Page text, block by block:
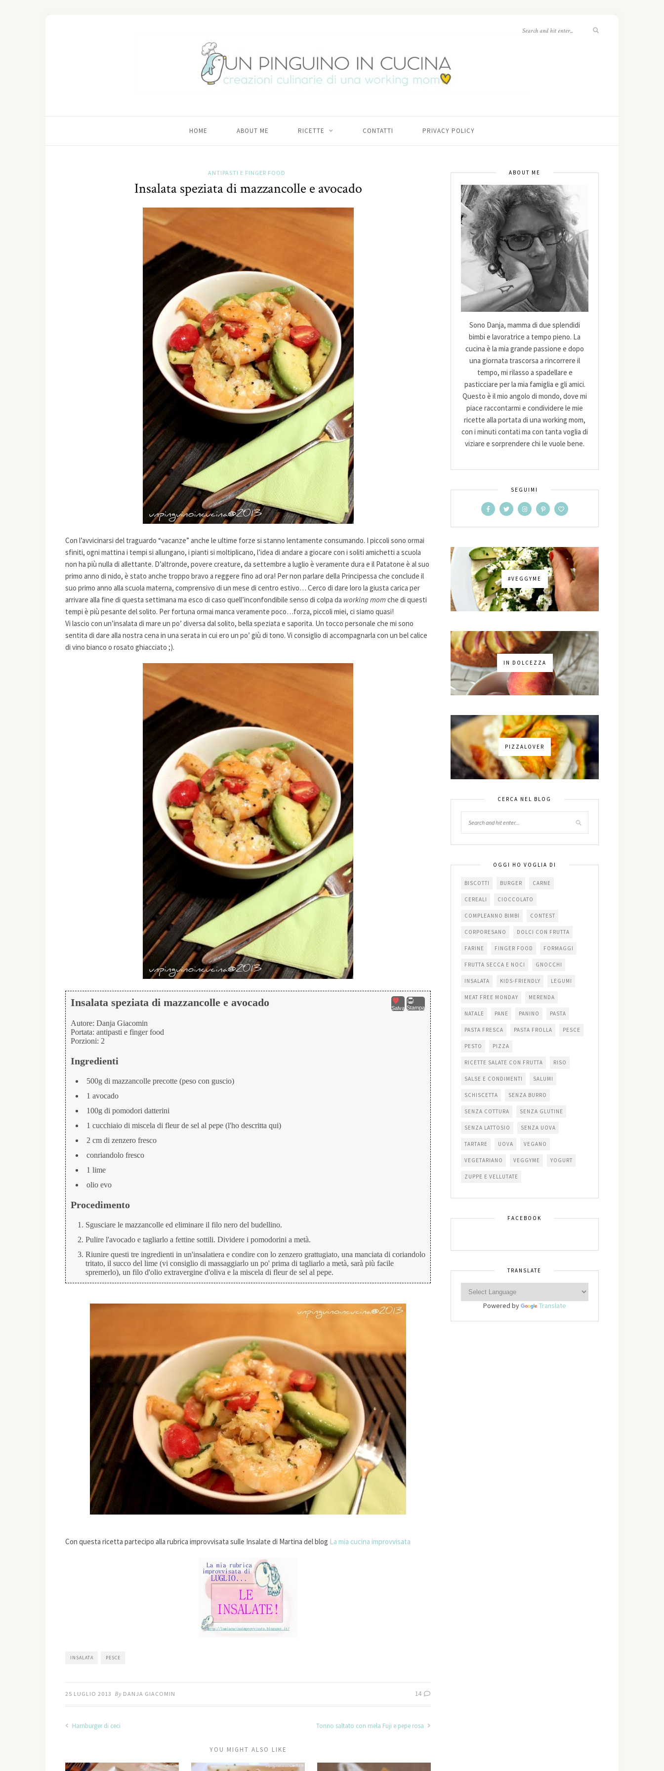
HOME ABOUT ME RICETTE CONTATTI PRIVACY POLICY
ANTIPASTI E FINGER FOOD
Insalata speziata di mazzancolle e avocado
Con l’avvicinarsi del traguardo “vacanze” anche le ultime forze si stanno lentamente consumando. I piccoli sono ormai
sfiniti, ogni mattina i tempi si allungano, i pianti si moltiplicano, l’idea di andare a giocare con i soliti amichetti a scuola
non ha più nulla di allettante. D’altronde, povere creature, da settembre a luglio è veramente dura e il Patatone è al suo
primo anno di nido, è stato anche troppo bravo a reggere fino ad ora! Per non parlare della Principessa che conclude il
suo primo anno alla scuola materna, comprensivo di un mese di centro estivo… Cerco di dare loro la giusta carica per
arrivare alla fine di questa settimana ma esco di caso quell’inconfondibile senso di colpa da working momche di questi
tempi è più pesante del solito. Per fortuna ormai manca veramente poco…forza, piccoli miei, ci siamo quasi!
Vi lascio con un’insalata di mare un po’ diversa dal solito, bella speziata e saporita. Un tocco personale che mi sono
sentita di dare alla nostra cena in una serata in cui ero un po’ giù di tono. Vi consiglio di accompagnarla con un bel calice
di vino bianco o rosato ghiacciato ;).
Salva Stampa
Insalata speziata di mazzancolle e avocado
Autore: Danja Giacomin
Portata: antipasti e finger food
Porzioni: 2
Ingredienti
500g di mazzancolle precotte (peso con guscio)
1 avocado
100g di pomodori datterini
1 cucchiaio di miscela di fleur de sel al pepe (l'ho descritta qui)
2 cm di zenzero fresco
conriandolo fresco
1 lime
olio evo
Procedimento
Sgusciare le mazzancolle ed eliminare il filo nero del budellino.
Pulire l'avocado e tagliarlo a fettine sottili. Dividere i pomodorini a metà.
Riunire questi tre ingredienti in un'insalatiera e condire con lo zenzero grattugiato, una manciata di coriandolo
tritato, il succo del lime (vi consiglio di massaggiarlo un po' prima di tagliarlo a metà, sarà più facile
spremerlo), un filo d'olio extravergine d'oliva e la miscela di fleur de sel al pepe.
Con questa ricetta partecipo alla rubrica improvvisata sulle Insalate di Martina del blog La mia cucina improvvisata
INSALATA PESCE
25 LUGLIO 2013 By DANJA GIACOMIN 14
Hamburger di ceci Tonno saltato con mela Fuji e pepe rosa
YOU MIGHT ALSO LIKE
ABOUT ME
Sono Danja, mamma di due splendidi
bimbi e lavoratrice a tempo pieno. La
cucina è la mia grande passione e dopo
una giornata trascorsa a rincorrere il
tempo, mi rilasso a spadellare e
pasticciare per la mia famiglia e gli amici.
Questo è il mio angolo di mondo, dove mi
piace raccontarmi e condividere le mie
ricette alla portata di una working mom,
con i minuti contati ma con tanta voglia di
viziare e sorprendere chi le vuole bene.
SEGUIMI
#VEGGYME
IN DOLCEZZA
PIZZALOVER
CERCA NEL BLOG
OGGI HO VOGLIA DI
BISCOTTI BURGER CARNE
CEREALI CIOCCOLATO
COMPLEANNO BIMBI CONTEST
CORPORESANO DOLCI CON FRUTTA
FARINE FINGER FOOD FORMAGGI
FRUTTA SECCA E NOCI GNOCCHI
INSALATA KIDS-FRIENDLY LEGUMI
MEAT FREE MONDAY MERENDA
NATALE PANE PANINO PASTA
PASTA FRESCA PASTA FROLLA PESCE
PESTO PIZZA
RICETTE SALATE CON FRUTTA RISO
SALSE E CONDIMENTI SALUMI
SCHISCETTA SENZA BURRO
SENZA COTTURA SENZA GLUTINE
SENZA LATTOSIO SENZA UOVA
TARTARE UOVA VEGANO
VEGETARIANO VEGGYME YOGURT
ZUPPE E VELLUTATE
FACEBOOK
TRANSLATE
Powered by Translate